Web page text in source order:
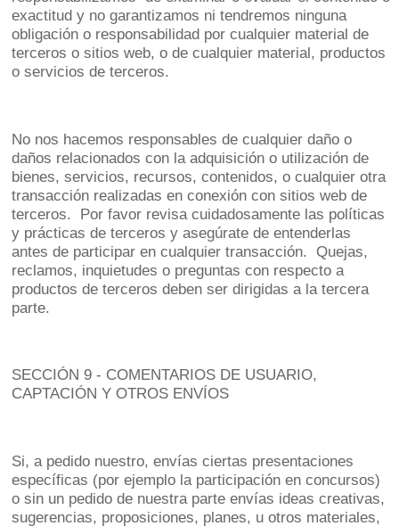
exactitud y no garantizamos ni tendremos ninguna
obligación o responsabilidad por cualquier material de
terceros o sitios web, o de cualquier material, productos
o servicios de terceros.
No nos hacemos responsables de cualquier daño o
daños relacionados con la adquisición o utilización de
bienes, servicios, recursos, contenidos, o cualquier otra
transacción realizadas en conexión con sitios web de
terceros. Por favor revisa cuidadosamente las políticas
y prácticas de terceros y asegúrate de entenderlas
antes de participar en cualquier transacción. Quejas,
reclamos, inquietudes o preguntas con respecto a
productos de terceros deben ser dirigidas a la tercera
parte.
SECCIÓN 9 - COMENTARIOS DE USUARIO,
CAPTACIÓN Y OTROS ENVÍOS
Si, a pedido nuestro, envías ciertas presentaciones
específicas (por ejemplo la participación en concursos)
o sin un pedido de nuestra parte envías ideas creativas,
sugerencias, proposiciones, planes, u otros materiales,